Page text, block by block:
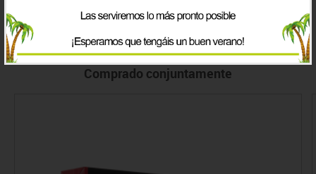
Comprado conjuntamente